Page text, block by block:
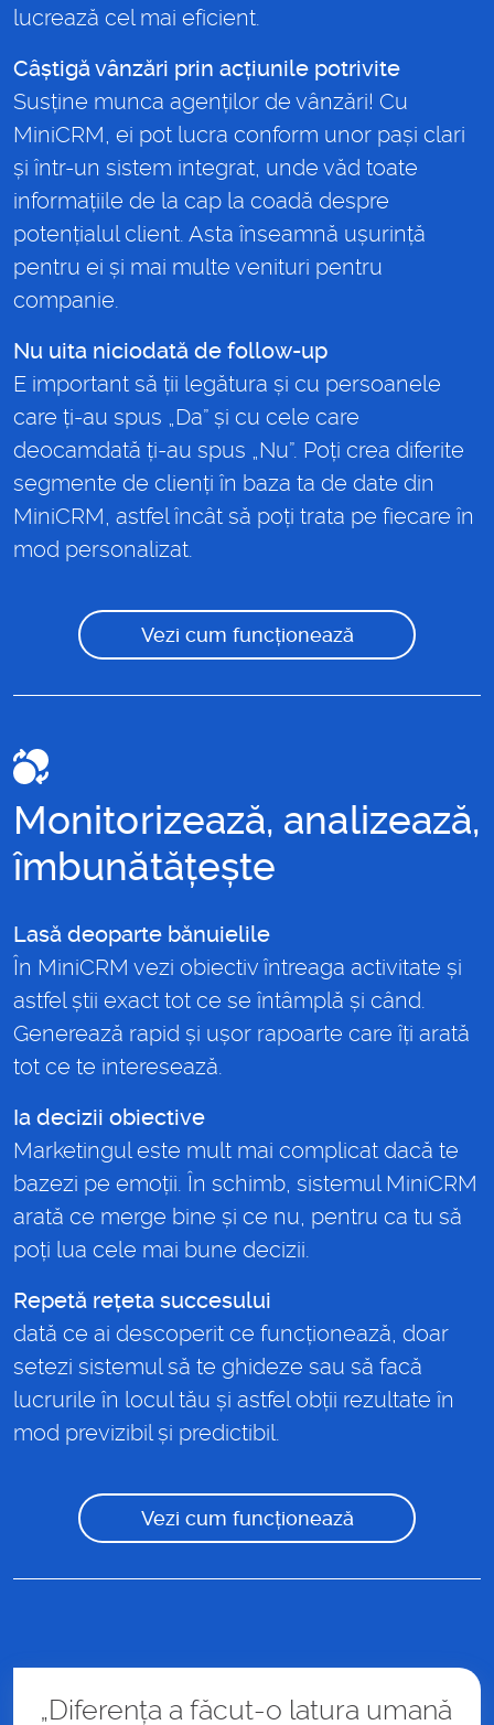
lucrează cel mai eficient.
Câștigă vânzări prin acțiunile potrivite
Susține munca agenților de vânzări! Cu
MiniCRM, ei pot lucra conform unor pași clari
și într-un sistem integrat, unde văd toate
informațiile de la cap la coadă despre
potențialul client. Asta înseamnă ușurință
pentru ei și mai multe venituri pentru
companie.
Nu uita niciodată de follow-up
E important să ții legătura și cu persoanele
care ți-au spus „Da” și cu cele care
deocamdată ți-au spus „Nu”. Poți crea diferite
segmente de clienți în baza ta de date din
MiniCRM, astfel încât să poți trata pe fiecare în
mod personalizat.
Vezi cum funcționează
Monitorizează, analizează,
îmbunătățește
Lasă deoparte bănuielile
În MiniCRM vezi obiectiv întreaga activitate și
astfel știi exact tot ce se întâmplă și când.
Generează rapid și ușor rapoarte care îți arată
tot ce te interesează.
Ia decizii obiective
Marketingul este mult mai complicat dacă te
bazezi pe emoții. În schimb, sistemul MiniCRM
arată ce merge bine și ce nu, pentru ca tu să
poți lua cele mai bune decizii.
Repetă rețeta succesului
dată ce ai descoperit ce funcționează, doar
setezi sistemul să te ghideze sau să facă
lucrurile în locul tău și astfel obții rezultate în
mod previzibil și predictibil.
Vezi cum funcționează
„Diferența a făcut-o latura umană